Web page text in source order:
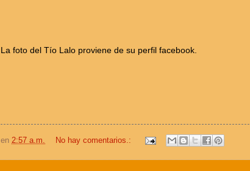
La foto del Tío Lalo proviene de su perfil facebook.
en 2:57 a.m. No hay comentarios.: